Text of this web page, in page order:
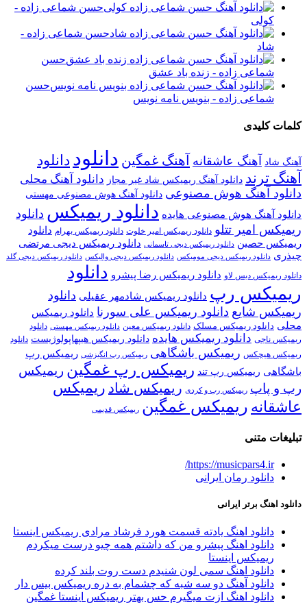
حسن شماعی زاده -
کولی
حسن شماعی زاده -
شاد
حسن
شماعی زاده - زنده باد عشق
حسن
شماعی زاده - بنویس نامه نویس
کلمات کلیدی
آهنگ شاد آهنگ عاشقانه آهنگ غمگین دانلود دانلود
آهنگ ترند دانلود آهنگ ریمیکس شاد غیر مجاز دانلود آهنگ محلی
دانلود آهنگ هوش مصنوعی دانلود آهنگ هوش مصنوعی مهستی
دانلود آهنگ هوش مصنوعی هایده دانلود ریمیکس دانلود
ریمیکس امیر تتلو دانلود ریمیکس امیر خلوت دانلود ریمیکس بهرام دانلود
ریمیکس حصین دانلود ریمیکس دیجی تاسمانی دانلود ریمیکس دیجی مرتضی
چیذری دانلود ریمیکس دیجی مومیکس دانلود ریمیکس دیجی والیکس دانلود ریمیکس دیجی گلد
دانلود ریمیکس دیس لاو دانلود ریمیکس رضا پیشرو دانلود
ریمیکس رپ دانلود ریمیکس شادمهر عقیلی دانلود
ریمیکس شایع دانلود ریمیکس علی سورنا دانلود ریمیکس
محلی دانلود ریمیکس مسلک دانلود ریمیکس معین دانلود ریمیکس مهستی دانلود
ریمیکس ناجی دانلود ریمیکس هایده دانلود ریمیکس هیپهاپولوژیست دانلود
ریمیکس هیچکس ریمیکس باشگاهی ریمیکس رپ انگیزشی ریمیکس رپ
باشگاهی ریمیکس رپ تند ریمیکس رپ غمگین ریمیکس
رپ و پاپ ریمیکس رپ و کردی ریمیکس شاد ریمیکس
عاشقانه ریمیکس غمگین ریمیکس قدیمی
تبلیغات متنی
https://musicpars4.ir/
دانلود رمان ایرانی
دانلود اهنگ برتر ایرانی
دانلود اهنگ یادته قسمت هورد فرشاد مرادی ریمیکس اینستا
دانلود اهنگ پیشرو من که داشتم همه چیو درست میکردم
ریمیکس اینستا
دانلود اهنگ سمی لون شنیدم دست روت بلند کرده
دانلود آهنگ دو سه شبه که چشمام به دره ریمیکس بیس دار
دانلود اهنگ ازت میگیرم حس بهتر ریمیکس اینستا غمگین